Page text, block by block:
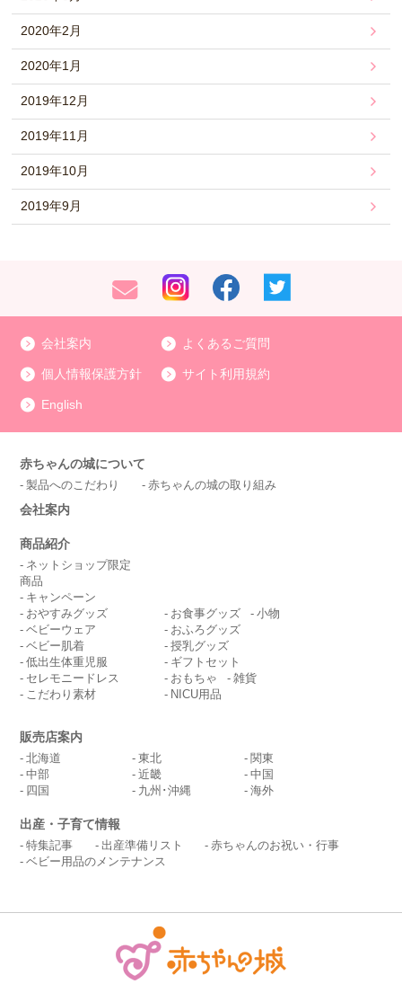
2020年2月
2020年1月
2019年12月
2019年11月
2019年10月
2019年9月
会社案内 よくあるご質問
個人情報保護方針 サイト利用規約
English
赤ちゃんの城について
製品へのこだわり 赤ちゃんの城の取り組み
会社案内
商品紹介
ネットショップ限定
商品
キャンペーン
おやすみグッズ
ベビーウェア
ベビー肌着
低出生体重児服
セレモニードレス
こだわり素材
お食事グッズ
小物
おふろグッズ
授乳グッズ
ギフトセット
おもちゃ
雑貨
NICU用品
販売店案内
北海道 東北
関東
中部
近畿
中国
四国
九州･沖縄 海外
出産・子育て情報
特集記事 出産準備リスト
赤ちゃんのお祝い・行事
ベビー用品のメンテナンス